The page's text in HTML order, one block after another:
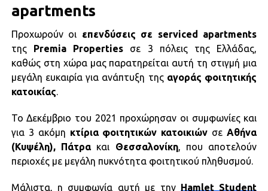
apartments
Προχωρούν οι επενδύσεις σε serviced apartments
της Premia Properties σε 3 πόλεις της Ελλάδας,
καθώς στη χώρα μας παρατηρείται αυτή τη στιγμή μια
μεγάλη ευκαιρία για ανάπτυξη της αγοράς φοιτητικής
κατοικίας.
Το Δεκέμβριο του 2021 προχώρησαν οι συμφωνίες και
για 3 ακόμη κτίρια φοιτητικών κατοικιών σεΑθήνα
(Κυψέλη), Πάτρακαι Θεσσαλονίκη, που αποτελούν
περιοχές με μεγάλη πυκνότητα φοιτητικού πληθυσμού.
Μάλιστα, η συμφωνία αυτή με την Hamlet Student